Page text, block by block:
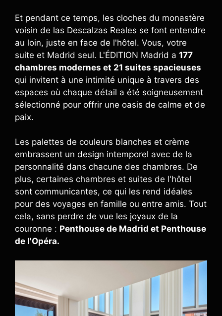
Et pendant ce temps, les cloches du monastère
voisin de las Descalzas Reales se font entendre
au loin, juste en face de l'hôtel. Vous, votre
suite et Madrid seul. L'ÉDITION Madrid a 177
chambres modernes et 21 suites spacieuses
qui invitent à une intimité unique à travers des
espaces où chaque détail a été soigneusement
sélectionné pour offrir une oasis de calme et de
paix.
Les palettes de couleurs blanches et crème
embrassent un design intemporel avec de la
personnalité dans chacune des chambres. De
plus, certaines chambres et suites de l'hôtel
sont communicantes, ce qui les rend idéales
pour des voyages en famille ou entre amis. Tout
cela, sans perdre de vue les joyaux de la
couronne : Penthouse de Madrid et Penthouse
de l'Opéra.